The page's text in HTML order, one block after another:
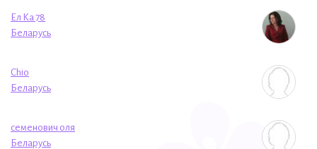
Ел Ка 78
Беларусь
Chio
Беларусь
семенович оля
Беларусь